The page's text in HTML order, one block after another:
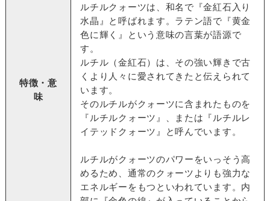
特徴・意
味
ルチルクォーツは、和名で『金紅石入り
水晶』と呼ばれます。ラテン語で『黄金
色に輝く』という意味の言葉が語源で
す。
ルチル（金紅石）は、その強い輝きで古
くより人々に愛されてきたと伝えられて
います。
そのルチルがクォーツに含まれたものを
『ルチルクォーツ』、または『ルチルレ
イテッドクォーツ』と呼んでいます。
ルチルがクォーツのパワーをいっそう高
めるため、通常のクォーツよりも強力な
エネルギーをもつといわれています。内